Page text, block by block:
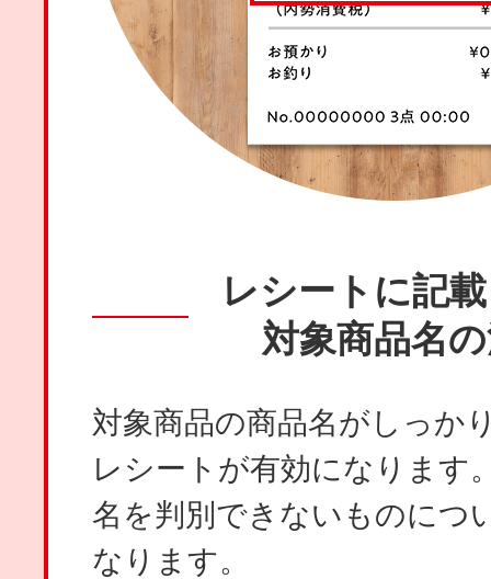
レシートに記
対象商品名
対象商品の商品名がしっか
レシートが有効になります
名を判別できないものにつ
なります。